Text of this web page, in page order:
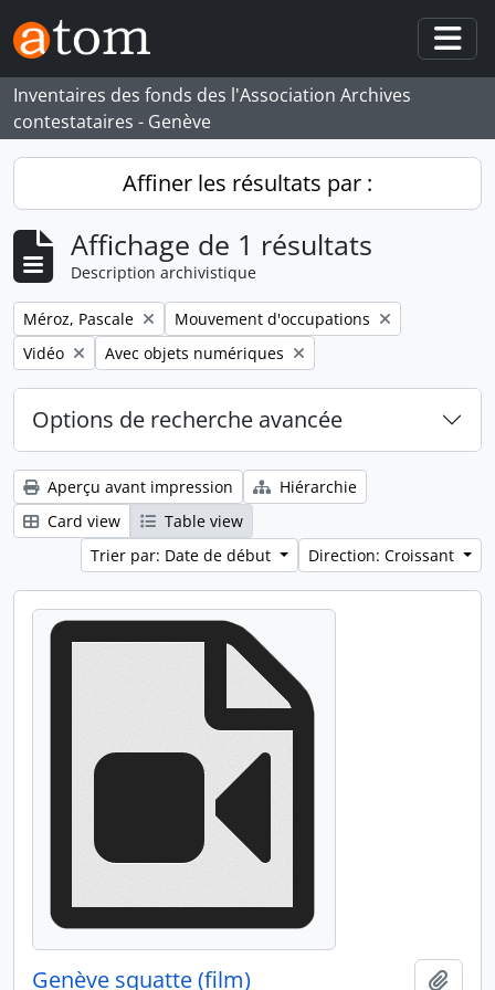
Skip to main content
Inventaires des fonds des l'Association Archives
contestataires - Genève
Affiner les résultats par :
Affichage de 1 résultats
Description archivistique
Remove filter:
Méroz, Pascale Remove filter:
Mouvement d'occupations
Remove filter:
Vidéo Remove filter:
Avec objets numériques
Options de recherche avancée
Aperçu avant impression
Hiérarchie
Card view
Table view
Trier par: Date de début
Direction: Croissant
Genève squatte (film)